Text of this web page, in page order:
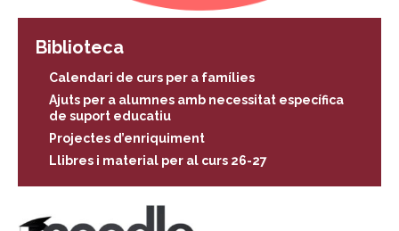
Biblioteca
Calendari de curs per a famílies
Ajuts per a alumnes amb necessitat específica
de suport educatiu
Projectes d’enriquiment
Llibres i material per al curs 26-27